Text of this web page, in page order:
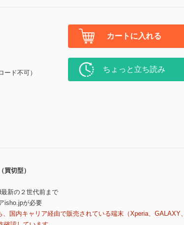
ード不可）
カートに入れる
ちょっと立ち読み
買切型）
新の２世代前まで
isho.jpが必要
国内キャリア経由で販売されている端末（Xperia、GALAXY、